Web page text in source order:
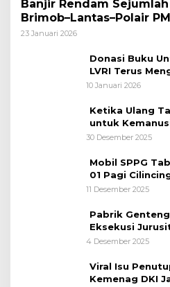
Banjir Rendam
Brimob–Lantas–Polair
Polri Siagakan 128.247
23 Januari 2026
Donasi Buku
LVRI Terus
10 Januari 2026
Ketika Ulang
untuk
30 Desember 2025
Mobil SPPG
01 Pagi
11 Desember 2025
Pabrik
Eksekusi
Tangerang,
4 Desember 2025
Viral Isu
Kemenag DKI